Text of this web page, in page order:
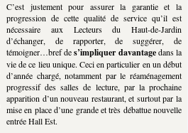
C’est justement pour assurer la garantie et la
progression de cette qualité de service qu’il est
nécessaire aux Lecteurs du Haut-de-Jardin
d’échanger, de rapporter, de suggérer, de
témoigner…bref des’impliquer davantagedans la
vie de ce lieu unique. Ceci en particulier en un début
d’année chargé, notamment par le réaménagement
progressif des salles de lecture, par la prochaine
apparition d’un nouveau restaurant, et surtout par la
mise en place d’une grande et très débattue nouvelle
entrée Hall Est.